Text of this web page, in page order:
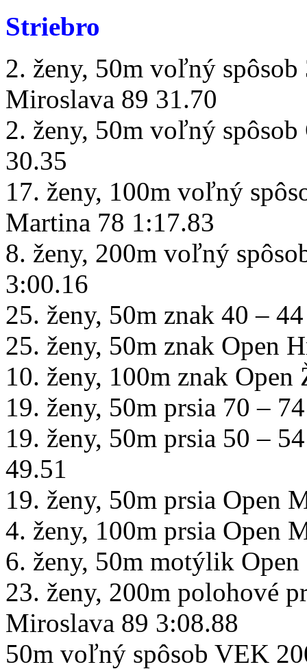
Striebro
2. ženy, 50m voľný
Miroslava 89 31.70
2. ženy, 50m voľný
30.35
17. ženy, 100m voľný
Martina 78 1:17.83
8. ženy, 200m voľný
3:00.16
25. ženy, 50m znak 40 –
25. ženy, 50m znak Open
10. ženy, 100m znak
19. ženy, 50m prsia 70 –
19. ženy, 50m prsia 50 –
49.51
19. ženy, 50m prsia Open
4. ženy, 100m prsia Open
6. ženy, 50m motýlik
23. ženy, 200m polohové
Miroslava 89
50m voľný spôsob VEK